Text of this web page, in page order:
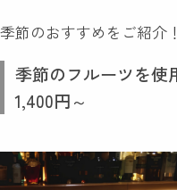
季節のおすすめをご紹介！
季節のフルーツを
1,400円～